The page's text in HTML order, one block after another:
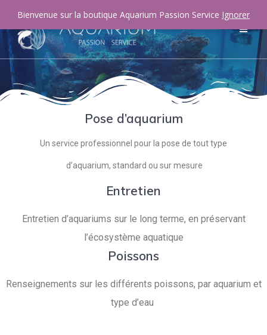
Pose d’aquarium
Un service professionnel pour la pose de tout type
d’aquarium, standard ou sur mesure
Entretien
Entretien d’aquariums sur le long terme, en préservant
l’écosystème aquatique
Poissons
Renseignements sur les différents poissons, par aquarium et
type d’eau
Bienvenue sur la boutique Aquarium Passion Service Ignorer